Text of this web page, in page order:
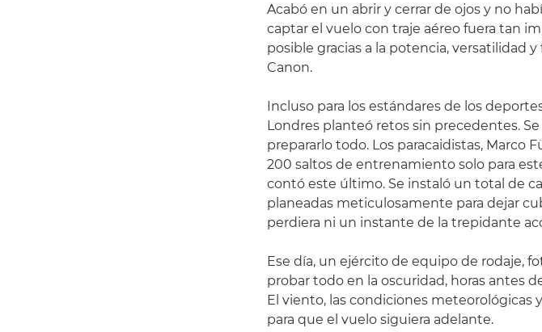
Acabó en un abrir y cerrar de ojos y no
captar el vuelo con traje aéreo fuera tan
posible gracias a la potencia, versatilidad
Canon.
Incluso para los estándares de los
Londres planteó retos sin precedentes.
prepararlo todo. Los paracaidistas, Marco
200 saltos de entrenamiento solo para
contó este último. Se instaló un total de
planeadas meticulosamente para dejar
perdiera ni un instante de la trepidante
Ese día, un ejército de equipo de rodaje,
probar todo en la oscuridad, horas antes
El viento, las condiciones
para que el vuelo siguiera adelante.